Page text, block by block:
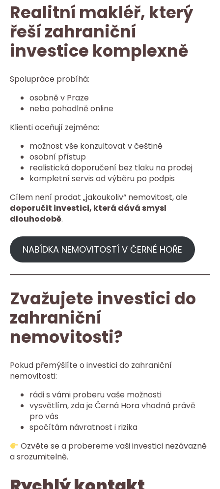
Realitní makléř, který
řeší zahraniční
investice komplexně
Spolupráce probíhá:
osobně v Praze
nebo pohodlně online
Klienti oceňují zejména:
možnost vše konzultovat v češtině
osobní přístup
realistická doporučení bez tlaku na prodej
kompletní servis od výběru po podpis
Cílem není prodat „jakoukoliv“ nemovitost, ale
doporučit investici, která dává smysl
dlouhodobě.
NABÍDKA NEMOVITOSTÍ V ČERNÉ HOŘE
Zvažujete investici do
zahraniční
nemovitosti?
Pokud přemýšlíte o investici do zahraniční
nemovitosti:
rádi s vámi proberu vaše možnosti
vysvětlím, zda je Černá Hora vhodná právě
pro vás
spočítám návratnost i rizika
Ozvěte se a probereme vaši investici nezávazně
a srozumitelně.